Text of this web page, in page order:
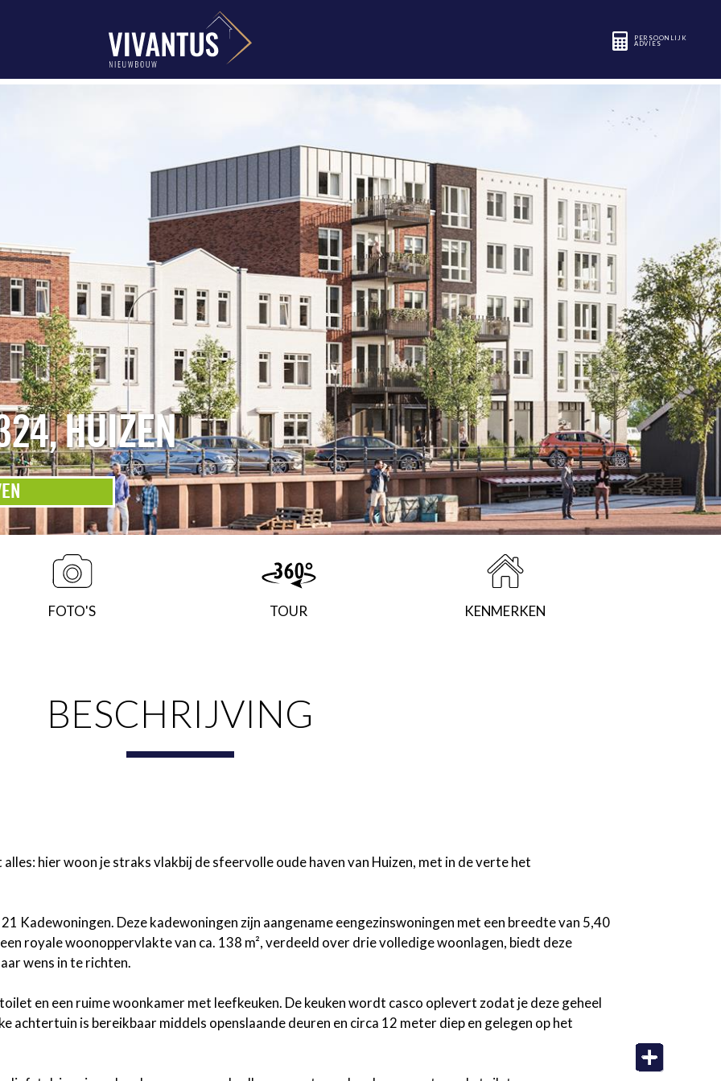
PERSOONLIJK
ADVIES
,HUIZEN
FOTO'S TOUR KENMERKEN
BESCHRIJVING
hier woon je straks vlakbij de sfeervolle oude haven van Huizen, met in de verte het
Kadewoningen. Deze kadewoningen zijn aangename eengezinswoningen met een breedte van 5,40
royale woonoppervlakte van ca. 138 m², verdeeld over drie volledige woonlagen, biedt deze
wens in te richten.
en een ruime woonkamer met leefkeuken. De keuken wordt casco oplevert zodat je deze geheel
achtertuin is bereikbaar middels openslaande deuren en circa 12 meter diep en gelegen op het